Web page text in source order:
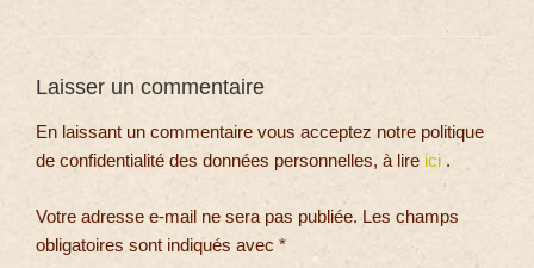
Laisser un commentaire
En laissant un commentaire vous acceptez notre politique
de confidentialité des données personnelles, à lire ici .
Votre adresse e-mail ne sera pas publiée. Les champs
obligatoires sont indiqués avec *